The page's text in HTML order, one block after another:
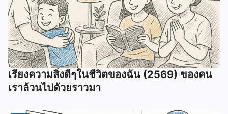
เรียงความสิ่งดีๆในชีวิตของฉัน (2569) ของคน
เราล้วนไปด้วยราวมา